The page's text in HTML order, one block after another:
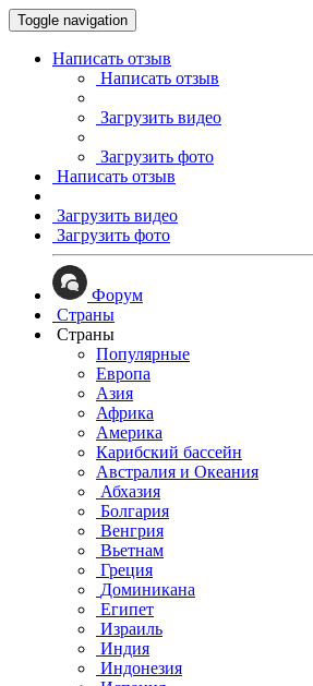
Toggle navigation
Написать отзыв
Написать отзыв
Загрузить видео
Загрузить фото
Написать отзыв
Загрузить видео
Загрузить фото
Форум
Страны
Страны
Популярные
Европа
Азия
Африка
Америка
Карибский бассейн
Австралия и Океания
Абхазия
Болгария
Венгрия
Вьетнам
Греция
Доминикана
Египет
Израиль
Индия
Индонезия